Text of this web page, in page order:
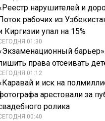
нарушителей и
рабочих из
Киргизии упал на 15%
01:30
права отсеивать
01:12
и иск на
арестовали за
ролика
00:40